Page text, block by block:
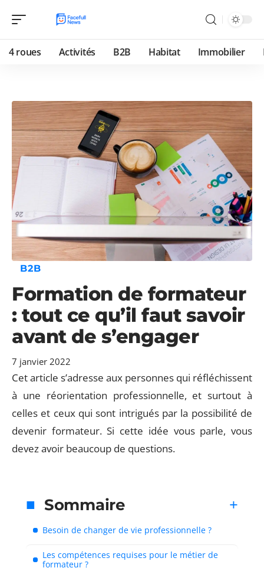
4 roues Activités B2B Habitat Immobilier
B2B
Formation de formateur
: tout ce qu’il faut savoir
avant de s’engager
7 janvier 2022
Cet article s’adresse aux personnes qui réfléchissent
à une réorientation professionnelle, et surtout à
celles et ceux qui sont intrigués par la possibilité de
devenir formateur. Si cette idée vous parle, vous
devez avoir beaucoup de questions.
Sommaire
Besoin de changer de vie professionnelle ?
Les compétences requises pour le métier de
formateur ?